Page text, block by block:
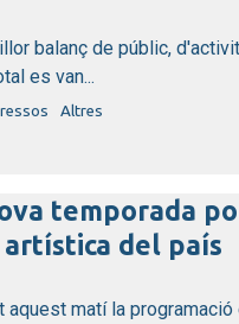
balanç de públic,
es van...
Altres
temporada
del país
aquest matí la